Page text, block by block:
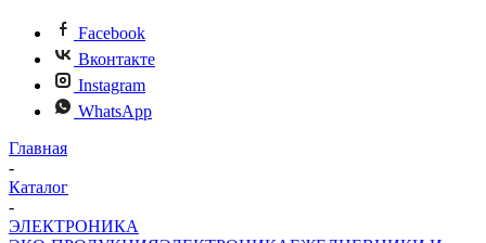
Facebook
Вконтакте
Instagram
WhatsApp
Главная
-
Каталог
-
ЭЛЕКТРОНИКА